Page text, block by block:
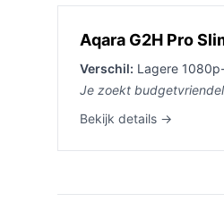
Aqara G2H Pro
Verschil: Lagere
Je zoekt
Bekijk details →